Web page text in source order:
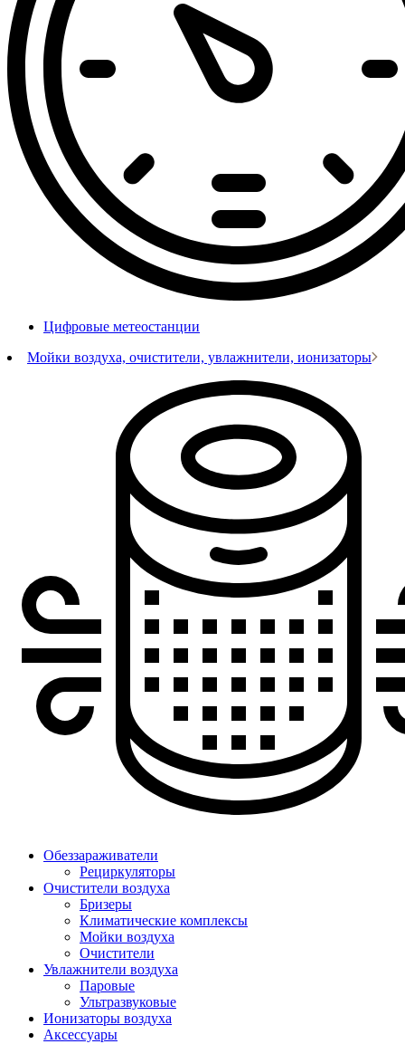
Цифровые метеостанции
Мойки воздуха, очистители, увлажнители, ионизаторы
Обеззараживатели
Рециркуляторы
Очистители воздуха
Бризеры
Климатические комплексы
Мойки воздуха
Очистители
Увлажнители воздуха
Паровые
Ультразвуковые
Ионизаторы воздуха
Аксессуары